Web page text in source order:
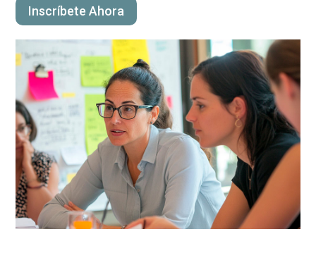
Inscríbete Ahora